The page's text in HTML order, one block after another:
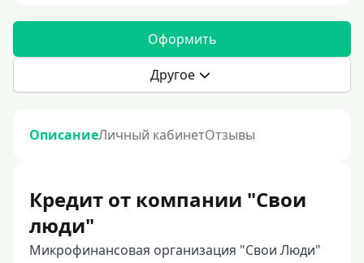
Оформить
Другое
ОписаниеЛичный кабинетОтзывы
Кредит от компании "Свои
люди"
Микрофинансовая организация "Свои Люди"